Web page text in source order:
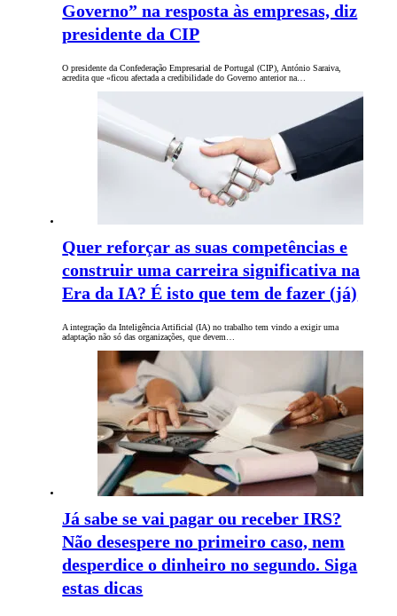
Governo” na resposta às empresas, diz
presidente da CIP
O presidente da Confederação Empresarial de Portugal (CIP), António Saraiva,
acredita que «ficou afectada a credibilidade do Governo anterior na…
Quer reforçar as suas competências e
construir uma carreira significativa na
Era da IA? É isto que tem de fazer (já)
A integração da Inteligência Artificial (IA) no trabalho tem vindo a exigir uma
adaptação não só das organizações, que devem…
Já sabe se vai pagar ou receber IRS?
Não desespere no primeiro caso, nem
desperdice o dinheiro no segundo. Siga
estas dicas